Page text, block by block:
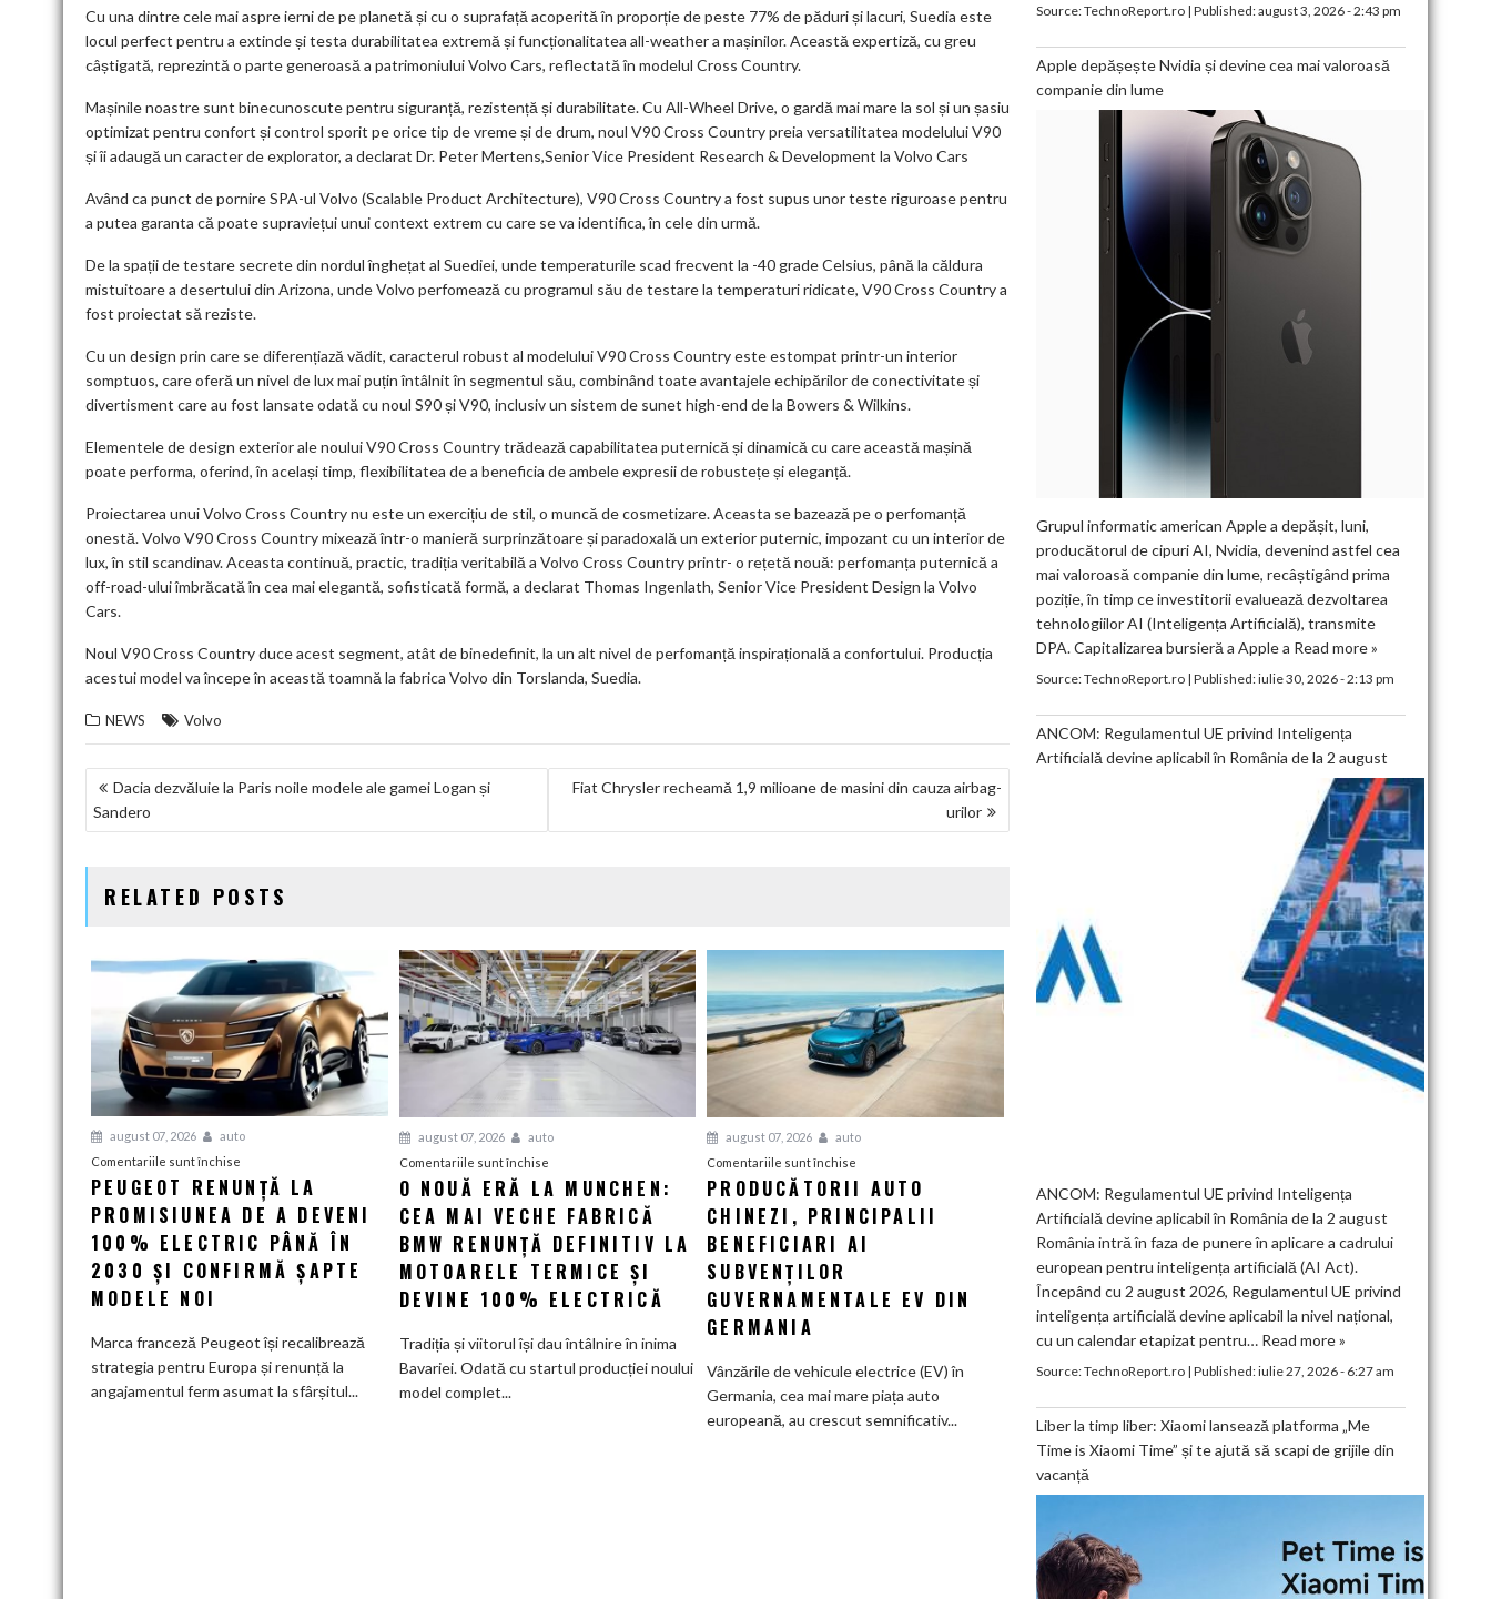
Cu una dintre cele mai aspre ierni de pe planetă și cu o suprafață acoperită în proporție de peste 77% de păduri și lacuri, Suedia este
locul perfect pentru a extinde și testa durabilitatea extremă și funcționalitatea all-weather a mașinilor. Această expertiză, cu greu
câștigată, reprezintă o parte generoasă a patrimoniului Volvo Cars, reflectată în modelul Cross Country.
Mașinile noastre sunt binecunoscute pentru siguranță, rezistență și durabilitate. Cu All-Wheel Drive, o gardă mai mare la sol și un șasiu
optimizat pentru confort și control sporit pe orice tip de vreme și de drum, noul V90 Cross Country preia versatilitatea modelului V90
și îi adaugă un caracter de explorator, a declarat Dr. Peter Mertens,Senior Vice President Research & Development la Volvo Cars
Având ca punct de pornire SPA-ul Volvo (Scalable Product Architecture), V90 Cross Country a fost supus unor teste riguroase pentru
a putea garanta că poate supraviețui unui context extrem cu care se va identifica, în cele din urmă.
De la spații de testare secrete din nordul înghețat al Suediei, unde temperaturile scad frecvent la -40 grade Celsius, până la căldura
mistuitoare a desertului din Arizona, unde Volvo perfomează cu programul său de testare la temperaturi ridicate, V90 Cross Country a
fost proiectat să reziste.
Cu un design prin care se diferențiază vădit, caracterul robust al modelului V90 Cross Country este estompat printr-un interior
somptuos, care oferă un nivel de lux mai puțin întâlnit în segmentul său, combinând toate avantajele echipărilor de conectivitate și
divertisment care au fost lansate odată cu noul S90 și V90, inclusiv un sistem de sunet high-end de la Bowers & Wilkins.
Elementele de design exterior ale noului V90 Cross Country trădează capabilitatea puternică și dinamică cu care această mașină
poate performa, oferind, în același timp, flexibilitatea de a beneficia de ambele expresii de robustețe și eleganță.
Proiectarea unui Volvo Cross Country nu este un exercițiu de stil, o muncă de cosmetizare. Aceasta se bazează pe o perfomanță
onestă. Volvo V90 Cross Country mixează într-o manieră surprinzătoare și paradoxală un exterior puternic, impozant cu un interior de
lux, în stil scandinav. Aceasta continuă, practic, tradiția veritabilă a Volvo Cross Country printr- o rețetă nouă: perfomanța puternică a
off-road-ului îmbrăcată în cea mai elegantă, sofisticată formă, a declarat Thomas Ingenlath, Senior Vice President Design la Volvo
Cars.
Noul V90 Cross Country duce acest segment, atât de binedefinit, la un alt nivel de perfomanță inspirațională a confortului. Producția
acestui model va începe în această toamnă la fabrica Volvo din Torslanda, Suedia.
NEWS Volvo
NAVIGARE
ÎN
Dacia dezvăluie la Paris noile modele ale gamei Logan și
Sandero
Fiat Chrysler recheamă 1,9 milioane de masini din cauza airbag-
urilor
RELATED POSTS
august 07, 2026
auto
Comentariile sunt închise
Peugeot
renunță
la
promisiunea
de
electric
PEUGEOT RENUNȚĂ LA
PROMISIUNEA DE A DEVENI
100% ELECTRIC PÂNĂ ÎN
2030 ȘI CONFIRMĂ ȘAPTE
MODELE NOI
Marca franceză Peugeot își recalibrează
strategia pentru Europa și renunță la
angajamentul ferm asumat la sfârșitul...
august 07, 2026
auto
Comentariile sunt închisepentru
O
nouă
eră
Munchen:
Cea
fabrică
O NOUĂ ERĂ LA MUNCHEN:
CEA MAI VECHE FABRICĂ
BMW RENUNȚĂ DEFINITIV LA
MOTOARELE TERMICE ȘI
DEVINE 100% ELECTRICĂ
Tradiția și viitorul își dau întâlnire în inima
Bavariei. Odată cu startul producției noului
model complet...
august 07, 2026
auto
Comentariile sunt închise
Producătorii
auto
chinezi,
ai
EV
din
Germania
PRODUCĂTORII AUTO
CHINEZI, PRINCIPALII
BENEFICIARI AI
SUBVENȚILOR
GUVERNAMENTALE EV DIN
GERMANIA
Vânzările de vehicule electrice (EV) în
Germania, cea mai mare piața auto
europeană, au crescut semnificativ...
Source:TechnoReport.ro| Published:august 3, 2026 - 2:43 pm
Apple depășește Nvidia și devine cea mai valoroasă
companie din lume
Grupul informatic american Apple a depășit, luni,
producătorul de cipuri AI, Nvidia, devenind astfel cea
mai valoroasă companie din lume, recâștigând prima
poziție, în timp ce investitorii evaluează dezvoltarea
tehnologiilor AI (Inteligența Artificială), transmite
DPA. Capitalizarea bursieră a Apple a Read more »
Source:TechnoReport.ro| Published:iulie 30, 2026 - 2:13 pm
ANCOM: Regulamentul UE privind Inteligența
Artificială devine aplicabil în România de la 2 august
ANCOM: Regulamentul UE privind Inteligența
Artificială devine aplicabil în România de la 2 august
România intră în faza de punere în aplicare a cadrului
european pentru inteligența artificială (AI Act).
Începând cu 2 august 2026, Regulamentul UE privind
inteligența artificială devine aplicabil la nivel național,
cu un calendar etapizat pentru… Read more »
Source:TechnoReport.ro| Published:iulie 27, 2026 - 6:27 am
Liber la timp liber: Xiaomi lansează platforma „Me
Time is Xiaomi Time” și te ajută să scapi de grijile din
vacanță